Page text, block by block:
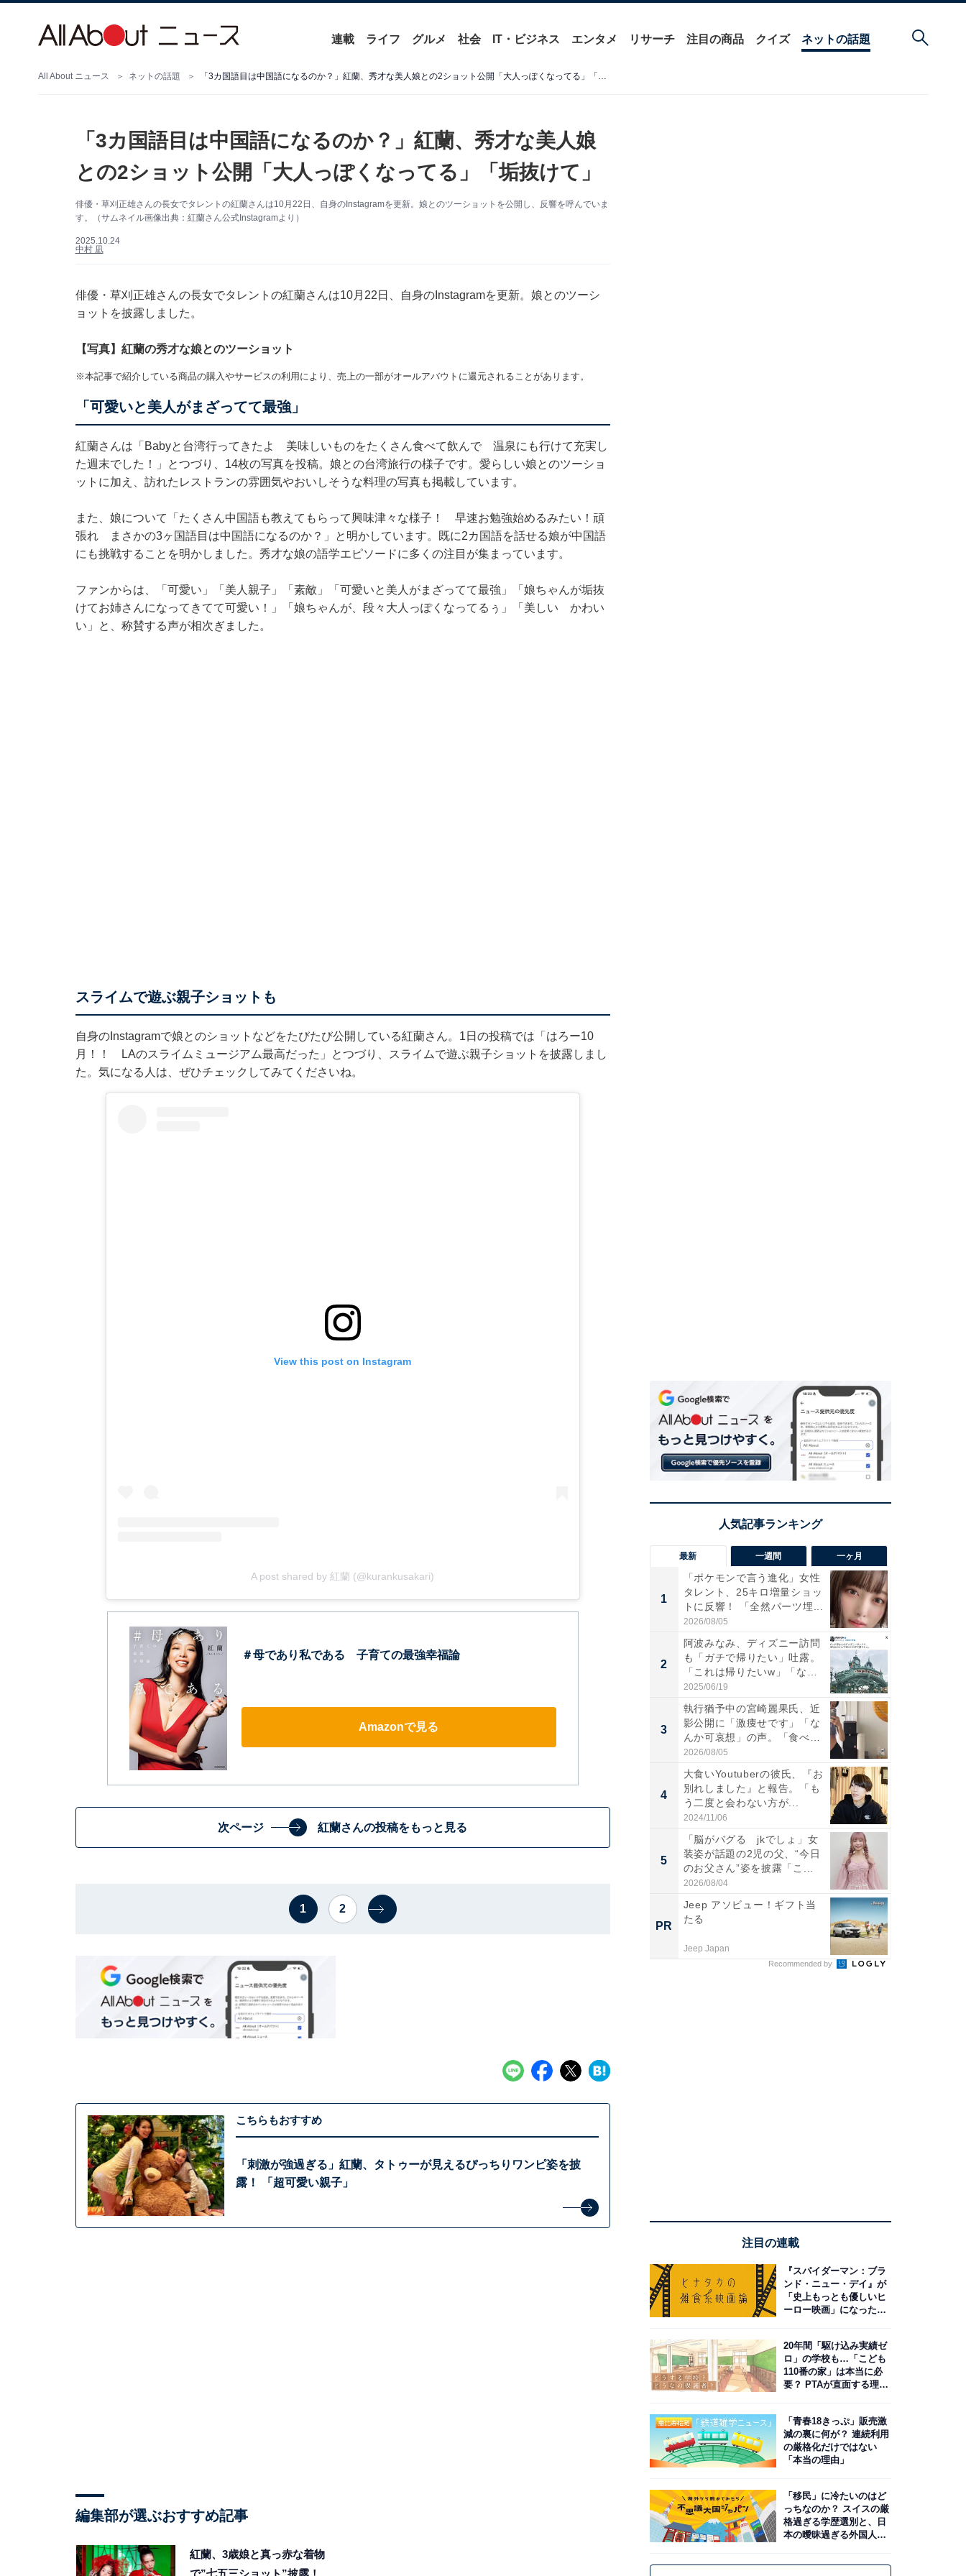
連載 ライフ グルメ 社会 IT・ビジネス エンタメ リサーチ 注目の商品 クイズ ネットの話題
All About ニュース ネットの話題 「3カ国語目は中国語になるのか？」紅蘭、秀才な美人娘との2ショット公開「大人っぽくなってる」「垢抜けて」
「3カ国語目は中国語になるのか？」紅蘭、秀才な美人娘
との2ショット公開「大人っぽくなってる」「垢抜けて」
俳優・草刈正雄さんの長女でタレントの紅蘭さんは10月22日、自身のInstagramを更新。娘とのツーショットを公開し、反響を呼んでいま
す。（サムネイル画像出典：紅蘭さん公式Instagramより）
2025.10.24
中村 凪
俳優・草刈正雄さんの長女でタレントの紅蘭さんは10月22日、自身のInstagramを更新。娘とのツーシ
ョットを披露しました。
【写真】紅蘭の秀才な娘とのツーショット
※本記事で紹介している商品の購入やサービスの利用により、売上の一部がオールアバウトに還元されることがあります。
「可愛いと美人がまざってて最強」
紅蘭さんは「Babyと台湾行ってきたよ 美味しいものをたくさん食べて飲んで 温泉にも行けて充実し
た週末でした！」とつづり、14枚の写真を投稿。娘との台湾旅行の様子です。愛らしい娘とのツーショ
ットに加え、訪れたレストランの雰囲気やおいしそうな料理の写真も掲載しています。
また、娘について「たくさん中国語も教えてもらって興味津々な様子！ 早速お勉強始めるみたい！頑
張れ まさかの3ヶ国語目は中国語になるのか？」と明かしています。既に2カ国語を話せる娘が中国語
にも挑戦することを明かしました。秀才な娘の語学エピソードに多くの注目が集まっています。
ファンからは、「可愛い」「美人親子」「素敵」「可愛いと美人がまざってて最強」「娘ちゃんが垢抜
けてお姉さんになってきてて可愛い！」「娘ちゃんが、段々大人っぽくなってるぅ」「美しい かわい
い」と、称賛する声が相次ぎました。
スライムで遊ぶ親子ショットも
自身のInstagramで娘とのショットなどをたびたび公開している紅蘭さん。1日の投稿では「はろー10
月！！ LAのスライムミュージアム最高だった」とつづり、スライムで遊ぶ親子ショットを披露しまし
た。気になる人は、ぜひチェックしてみてくださいね。
View this post on Instagram
A post shared by 紅蘭 (@kurankusakari)
＃母であり私である 子育ての最強幸福論
Amazonで見る
次ページ 紅蘭さんの投稿をもっと見る
1 2
こちらもおすすめ
「刺激が強過ぎる」紅蘭、タトゥーが見えるぴっちりワンピ姿を披
露！ 「超可愛い親子」
編集部が選ぶおすすめ記事
紅蘭、3歳娘と真っ赤な着物
で”七五三ショット”披露！
最新 一週間 一ヶ月
1
「ポケモンで言う進化」女性
タレント、25キロ増量ショッ
トに反響！ 「全然パーツ埋...
2026/08/05
2
阿波みなみ、ディズニー訪問
も「ガチで帰りたい」吐露。
「これは帰りたいw」「なん
ち...
2025/06/19
3
執行猶予中の宮崎麗果氏、近
影公開に「激痩せです」「な
んか可哀想」の声。「食べら
れ...
2026/08/05
4
大食いYoutuberの彼氏、『お
別れしました』と報告。「も
う二度と会わない方が...
2024/11/06
5
「脳がバグる jkでしょ」女
装姿が話題の2児の父、“今日
のお父さん”姿を披露「こ...
2026/08/04
PR
Jeep アソビュー！ギフト当
たる
Jeep Japan
Recommended by
注目の連載
『スパイダーマン：ブラ
ンド・ニュー・デイ』が
「史上もっとも優しいヒ
ーロー映画」になった理
20年間「駆け込み実績ゼ
ロ」の学校も…「こども
110番の家」は本当に必
要？ PTAが直面する理想
「青春18きっぷ」販売激
減の裏に何が？ 連続利用
の厳格化だけではない
「本当の理由」
「移民」に冷たいのはど
っちなのか？ スイスの厳
格過ぎる学歴選別と、日
本の曖昧過ぎる外国人政